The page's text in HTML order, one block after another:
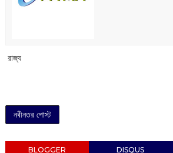
‌ রাজ্য
নবীনতর পোস্ট
BLOGGER DISQUS